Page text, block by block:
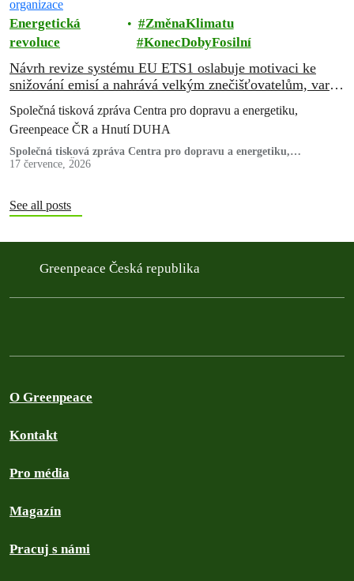
Energetická
revoluce
ZměnaKlimatu
KonecDobyFosilní
Návrh revize systému EU ETS1 oslabuje motivaci ke
snižování emisí a nahrává velkým znečišťovatelům, varují
ekologické organizace
Společná tisková zpráva Centra pro dopravu a energetiku,
Greenpeace ČR a Hnutí DUHA
Společná tisková zpráva Centra pro dopravu a energetiku,
Greenpeace ČR a Hnutí DUHA
17 července, 2026
See all posts
Greenpeace Česká republika
O Greenpeace
Kontakt
Pro média
Magazín
Pracuj s námi